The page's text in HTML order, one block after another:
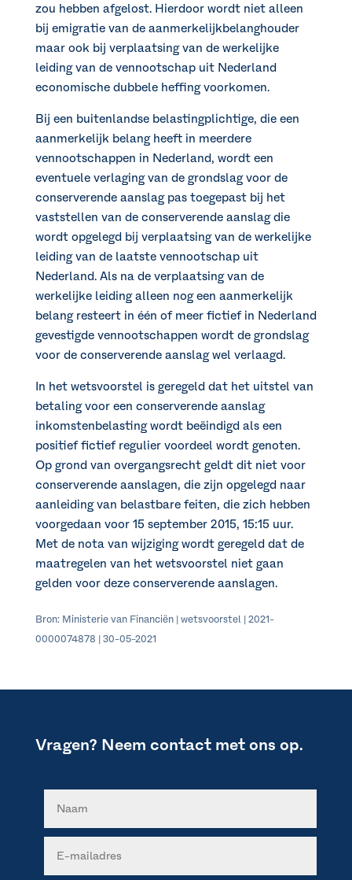
zou hebben afgelost. Hierdoor wordt niet alleen
bij emigratie van de aanmerkelijkbelanghouder
maar ook bij verplaatsing van de werkelijke
leiding van de vennootschap uit Nederland
economische dubbele heffing voorkomen.
Bij een buitenlandse belastingplichtige, die een
aanmerkelijk belang heeft in meerdere
vennootschappen in Nederland, wordt een
eventuele verlaging van de grondslag voor de
conserverende aanslag pas toegepast bij het
vaststellen van de conserverende aanslag die
wordt opgelegd bij verplaatsing van de werkelijke
leiding van de laatste vennootschap uit
Nederland. Als na de verplaatsing van de
werkelijke leiding alleen nog een aanmerkelijk
belang resteert in één of meer fictief in Nederland
gevestigde vennootschappen wordt de grondslag
voor de conserverende aanslag wel verlaagd.
In het wetsvoorstel is geregeld dat het uitstel van
betaling voor een conserverende aanslag
inkomstenbelasting wordt beëindigd als een
positief fictief regulier voordeel wordt genoten.
Op grond van overgangsrecht geldt dit niet voor
conserverende aanslagen, die zijn opgelegd naar
aanleiding van belastbare feiten, die zich hebben
voorgedaan voor 15 september 2015, 15:15 uur.
Met de nota van wijziging wordt geregeld dat de
maatregelen van het wetsvoorstel niet gaan
gelden voor deze conserverende aanslagen.
Bron: Ministerie van Financiën | wetsvoorstel | 2021-
0000074878 | 30-05-2021
Vragen? Neem contact met ons op.